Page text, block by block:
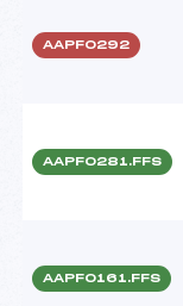
AAPF0292
AAPF0281.FFS
AAPF0161.FFS